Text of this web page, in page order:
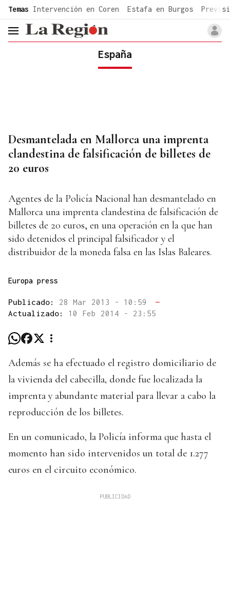
common.go-to-content
Temas Intervención en Coren Estafa en Burgos
header.menu.open
España
Desmantelada en Mallorca una imprenta
clandestina de falsificación de billetes de
20 euros
Agentes de la Policía Nacional han desmantelado en
Mallorca una imprenta clandestina de falsificación de
billetes de 20 euros, en una operación en la que han
sido detenidos el principal falsificador y el
distribuidor de la moneda falsa en las Islas Baleares.
Europa press
Publicado: 28 Mar 2013 - 10:59
—
Actualizado: 10 Feb 2014 - 23:55
Además se ha efectuado el registro domiciliario de
la vivienda del cabecilla, donde fue localizada la
imprenta y abundante material para llevar a cabo la
reproducción de los billetes.
En un comunicado, la Policía informa que hasta el
momento han sido intervenidos un total de 1.277
euros en el circuito económico.